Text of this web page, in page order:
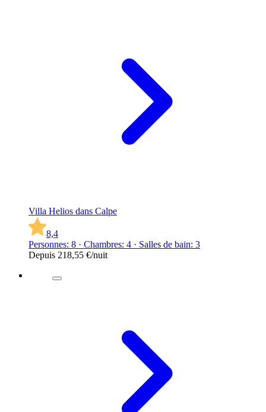
Villa Helios dans Calpe
8,4
Personnes: 8 · Chambres: 4 · Salles de bain: 3
Depuis 218,55 €/nuit